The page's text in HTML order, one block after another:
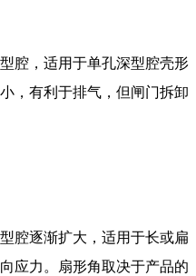
腔，适用于单孔深型腔壳形
，有利于排气，但闸门拆卸
腔逐渐扩大，适用于长或扁
应力。扇形角取决于产品的